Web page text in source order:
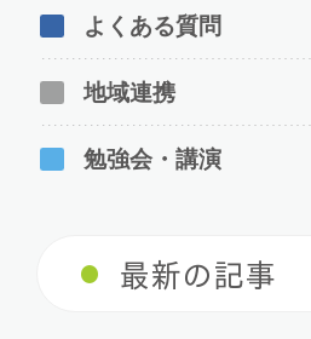
よくある質問
地域連携
勉強会・講演
最新の記事